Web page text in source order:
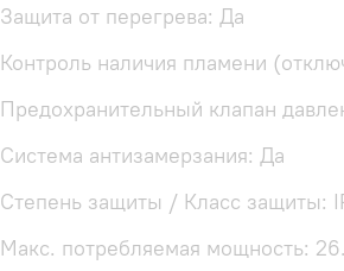
Защита от перегрева: Да
Контроль наличия пламени
Предохранительный клапан
Система антизамерзания: Да
Степень защиты / Класс защиты:
Макс. потребляемая мощность: